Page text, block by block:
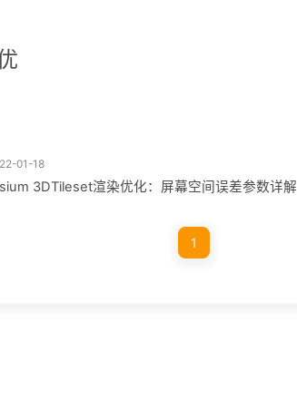
01-18
3DTileset渲染优化：屏幕空间误差参数详解
1